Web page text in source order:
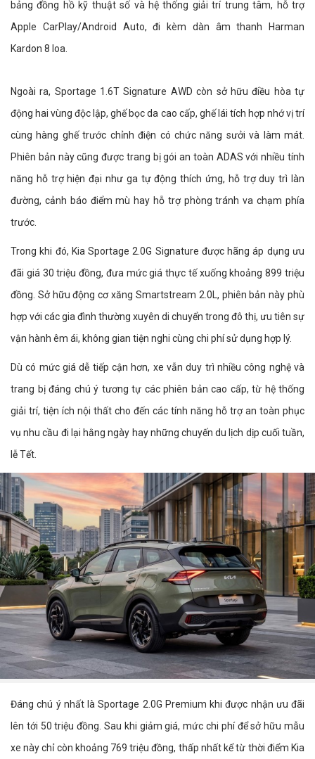
bảng đồng hồ kỹ thuật số và hệ thống giải trí trung tâm, hỗ trợ
Apple CarPlay/Android Auto, đi kèm dàn âm thanh Harman
Kardon 8 loa.
Ngoài ra, Sportage 1.6T Signature AWD còn sở hữu điều hòa tự
động hai vùng độc lập, ghế bọc da cao cấp, ghế lái tích hợp nhớ vị trí
cùng hàng ghế trước chỉnh điện có chức năng sưởi và làm mát.
Phiên bản này cũng được trang bị gói an toàn ADAS với nhiều tính
năng hỗ trợ hiện đại như ga tự động thích ứng, hỗ trợ duy trì làn
đường, cảnh báo điểm mù hay hỗ trợ phòng tránh va chạm phía
trước.
Trong khi đó, Kia Sportage 2.0G Signature được hãng áp dụng ưu
đãi giá 30 triệu đồng, đưa mức giá thực tế xuống khoảng 899 triệu
đồng. Sở hữu động cơ xăng Smartstream 2.0L, phiên bản này phù
hợp với các gia đình thường xuyên di chuyển trong đô thị, ưu tiên sự
vận hành êm ái, không gian tiện nghi cùng chi phí sử dụng hợp lý.
Dù có mức giá dễ tiếp cận hơn, xe vẫn duy trì nhiều công nghệ và
trang bị đáng chú ý tương tự các phiên bản cao cấp, từ hệ thống
giải trí, tiện ích nội thất cho đến các tính năng hỗ trợ an toàn phục
vụ nhu cầu đi lại hằng ngày hay những chuyến du lịch dịp cuối tuần,
lễ Tết.
Đáng chú ý nhất là Sportage 2.0G Premium khi được nhận ưu đãi
lên tới 50 triệu đồng. Sau khi giảm giá, mức chi phí để sở hữu mẫu
xe này chỉ còn khoảng 769 triệu đồng, thấp nhất kể từ thời điểm Kia